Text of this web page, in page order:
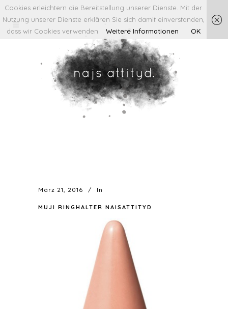
März 21, 2016 In
MUJI RINGHALTER NAISATTITYD
Cookies erleichtern die Bereitstellung unserer Dienste. Mit der
Nutzung unserer Dienste erklären Sie sich damit einverstanden,
dass wir Cookies verwenden.
Weitere Informationen OK